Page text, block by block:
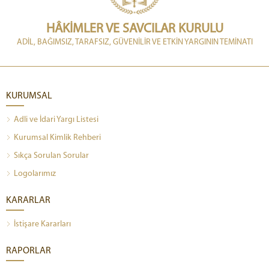
HÂKİMLER VE SAVCILAR KURULU
ADİL, BAĞIMSIZ, TARAFSIZ, GÜVENİLİR VE ETKİN YARGININ TEMİNATI
KURUMSAL
Adli ve İdari Yargı Listesi
Kurumsal Kimlik Rehberi
Sıkça Sorulan Sorular
Logolarımız
KARARLAR
İstişare Kararları
RAPORLAR